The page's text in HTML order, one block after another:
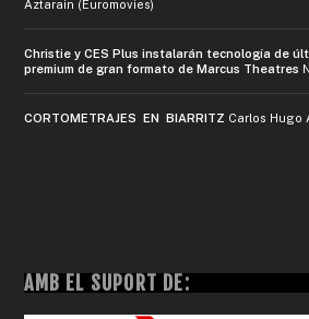
Aztarain (Euromovies)
Christie y CES Plus instalarán tecnología de
premium de gran formato de Marcus Theatres
CORTOMETRAJES EN BIARRITZ Carlos Hugo
AMB EL SUPORT DE: